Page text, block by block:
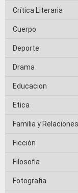
Crítica Literaria
Cuerpo
Deporte
Drama
Educacion
Etica
Familia y
Ficción
Filosofia
Fotografia